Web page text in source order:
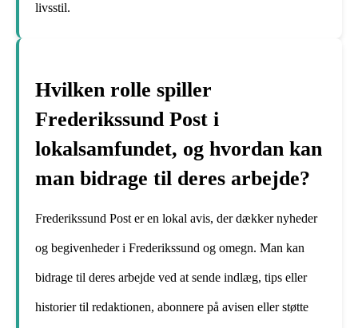
livsstil.
Hvilken rolle spiller
Frederikssund Post i
lokalsamfundet, og hvordan kan
man bidrage til deres arbejde?
Frederikssund Post er en lokal avis, der dækker nyheder
og begivenheder i Frederikssund og omegn. Man kan
bidrage til deres arbejde ved at sende indlæg, tips eller
historier til redaktionen, abonnere på avisen eller støtte